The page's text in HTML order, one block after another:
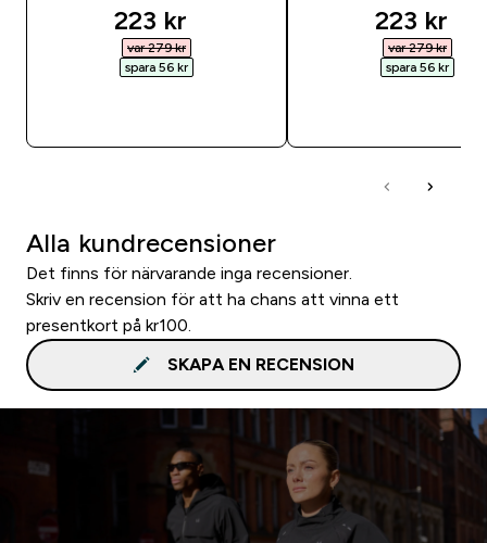
discounted price
223 kr‎
var 279 kr‎
spara 56 kr‎
223 kr‎
var 279 kr‎
spara 56 kr‎
Alla kundrecensioner
Det finns för närvarande inga recensioner.
Skriv en recension för att ha chans att vinna ett
presentkort på kr100.
SKAPA EN RECENSION